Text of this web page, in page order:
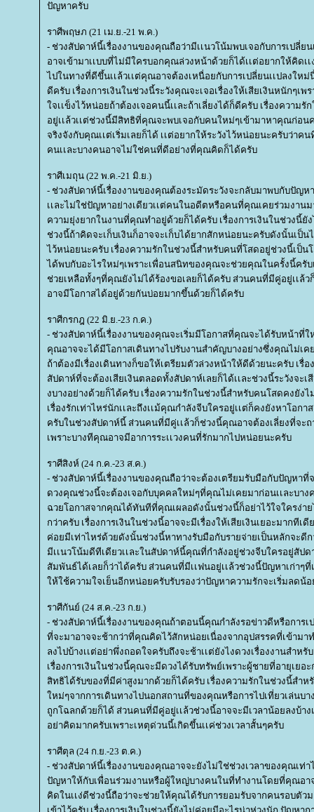
ปัญหาครับ
ราศีพฤษภ (21 เม.ย.-21 พ.ค.)
- ช่วงสัปดาห์นี้เรื่องงานของคุณถือว่ามีเเนวโน้มพบเจอกับการเปลี่ยน
อาจเข้ามาเเบบที่ไม่มีใครบอกคุณล่วงหน้าด้วยก็ได้เเต่อยากให้คิดเ
ไปในทางที่ดีขึ้นเเล้วเเต่คุณอาจต้องเหนื่อยกับการเปลี่ยนเเปลงให
ดีครับ เรื่องการเงินในช่วงนี้ระวังคุณจะเจอเรื่องให้เสียเงินหนักๆเ
จเเข็งไว้หน่อยถ้าต้องเจอคนนี้เเละถ้าเลี่ยงได้ก็ดีครับ เรื่องความ
อยู่เเล้วเเต่ช่วงนี้มีสิทธิที่คุณจะพบเจอกับคนใหม่ๆเข้ามาหาคุณก่อนค
จริงจังกับคุณเเต่เริ่มเลยก็ได้ เเต่อยากให้ระวังไว้หน่อยนะครับว่าค
คนเเละบางคนอาจไม่ใช่คนที่ดีอย่างที่คุณคิดก็ได้ครับ
ราศีเมถุน (22 พ.ค.-21 มิ.ย.)
- ช่วงสัปดาห์นี้เรื่องงานของคุณต้องระมัดระวังจะกลับมาพบกับปัญห
เเละไม่ใช่ปัญหาอย่างเดียวเเต่คนในอดีตหรือคนที่คุณเคยร่วมงาน
ความยุ่งยากในงานที่คุณทำอยู่ด้วยก็ได้ครับ เรื่องการเงินในช่วงนี้ยั
ช่วงนี้ถ้าคิดจะเก็บเงินก็อาจจะเก็บได้ยากสักหน่อยนะครับดังนั้นเป็น
ไว้หน่อยนะครับ เรื่องความรักในช่วงนี้สำหรับคนที่โสดอยู่ช่วงนี้เป็
ได้พบกับอะไรใหม่ๆเพราะเพื่อนสนิทของคุณจะช่วยคุณในครั้งนี้ครับ
ช่วยเหลือทั้งๆที่คุณยังไม่ได้ร้องขอเลยก็ได้ครับ ส่วนคนที่มีคู่อยู่เเล้ว
อาจมีโอกาสได้อยู่ด้วยกันบ่อยมากขึ้นด้วยก็ได้ครับ
ราศีกรกฎ (22 มิ.ย.-23 ก.ค.)
- ช่วงสัปดาห์นี้เรื่องงานของคุณจะเริ่มมีโอกาสที่คุณจะได้รับหน้าที่ให
คุณอาจจะได้มีโอกาสเดินทางไปรับงานสำคัญบางอย่างซึ่งคุณไม่เค
ถ้าต้องมีเรื่องเดินทางก็ขอให้เตรียมตัวล่วงหน้าให้ดีด้วยนะครับ เรื่อ
สัปดาห์ที่จะต้องเสียเงินตลอดทั้งสัปดาห์เลยก็ได้เเละช่วงนี้ระวังจะเ
งบางอย่างด้วยก็ได้ครับ เรื่องความรักในช่วงนี้สำหรับคนโสดคงยัง
เรื่องรักเท่าไหร่นักเเละถึงเเม้คุณกำลังจีบใครอยู่เเต่ก็คงยังหาโอก
ครับในช่วงสัปดาห์นี้ ส่วนคนที่มีคู่เเล้วก็ช่วงนี้คุณอาจต้องเลี่ยงที่จะ
เพราะบางทีคุณอาจมีอาการระเเวงคนที่รักมากไปหน่อยนะครับ
ราศีสิงห์ (24 ก.ค.-23 ส.ค.)
- ช่วงสัปดาห์นี้เรื่องงานของคุณถือว่าจะต้องเตรียมรับมือกับปัญหาที่
ดวงคุณช่วงนี้จะต้องเจอกับบุคคลใหม่ๆที่คุณไม่เคยมาก่อนเเละบา
ฉวยโอกาสจากคุณได้ทันทีที่คุณเผลอดังนั้นช่วงนี้ก็อย่าไว้ใจใครง่าย
กว่าครับ เรื่องการเงินในช่วงนี้อาจจะมีเรื่องให้เสียเงินเยอะมากทีเ
ค่อยมีเท่าไหร่ด้วยดังนั้นช่วงนี้หาทางรับมือกับรายจ่ายเป็นหลักจะดีก
มีเเนวโน้มดีทีเดียวเเละในสัปดาห์นี้คุณที่กำลังอยู่ช่วงจีบใครอยู่สั
สัมพันธ์ได้เลยก็ว่าได้ครับ ส่วนคนที่มีเเฟนอยู่เเล้วช่วงนี้ปัญหาเก่าๆที่เ
ห้ใช้ความใจเย็นอีกหน่อยครับรับรองว่าปัญหาความรักจะเริ่มลดน้อ
ราศีกันย์ (24 ส.ค.-23 ก.ย.)
- ช่วงสัปดาห์นี้เรื่องงานของคุณถ้าตอนนี้คุณกำลังรอข่าวดีหรือการเ
ที่จะมาอาจจะช้ากว่าที่คุณคิดไว้สักหน่อยเนื่องจากอุปสรรคที่เข้ามาท
ลงไปบ้างเเต่อย่าพึ่งถอดใจครับถึงจะช้าเเต่ยังไงดวงเรื่องงานสำห
เรื่องการเงินในช่วงนี้คุณจะมีดวงได้รับทรัพย์เพราะผู้ชายที่อายุเย
สิทธิได้รับของที่มีค่าสูงมากด้วยก็ได้ครับ เรื่องความรักในช่วงนี้สำ
หม่ๆจากการเดินทางไปนอกสถานที่ของคุณหรือการไปเที่ยวเล่นบ
ถูกโฉลกด้วยก็ได้ ส่วนคนที่มีคู่อยู่เเล้วช่วงนี้อาจจะมีเวลาน้อยลงบ้าง
อย่าคิดมากครับเพราะเหตุด่วนนี้เกิดขึ้นเเค่ช่วงเวลาสั้นๆครับ
ราศีตุล (24 ก.ย.-23 ต.ค.)
- ช่วงสัปดาห์นี้เรื่องงานของคุณอาจจะยังไม่ใช่ช่วงเวลาของคุณเท่
ปัญหาให้กับเพื่อนร่วมงานหรือผู้ใหญ่บางคนในที่ทำงานโดยที่คุณอา
คิดในเเง่ดีช่วงนี้ถือว่าจะช่วยให้คุณได้รับการยอมรับจากคนรอบตั